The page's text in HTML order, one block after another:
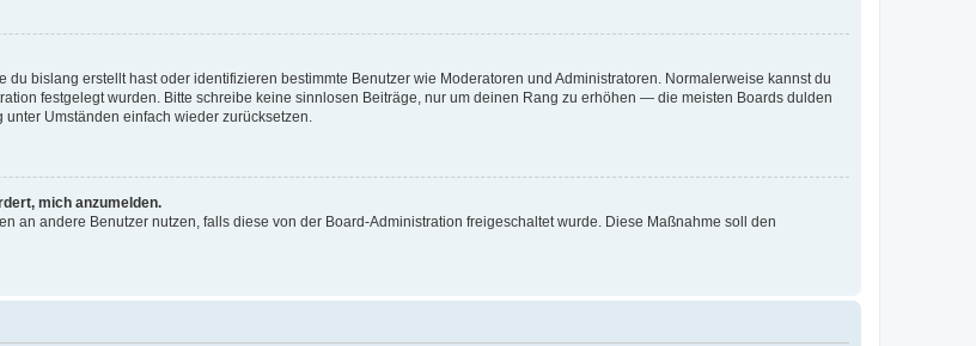
bislang erstellt hast oder identifizieren bestimmte Benutzer wie Moderatoren und Administratoren. Normalerweise kannst du
festgelegt wurden. Bitte schreibe keine sinnlosen Beiträge, nur um deinen Rang zu erhöhen — die meisten Boards dulden
Umständen einfach wieder zurücksetzen.
mich anzumelden.
an andere Benutzer nutzen, falls diese von der Board-Administration freigeschaltet wurde. Diese Maßnahme soll den